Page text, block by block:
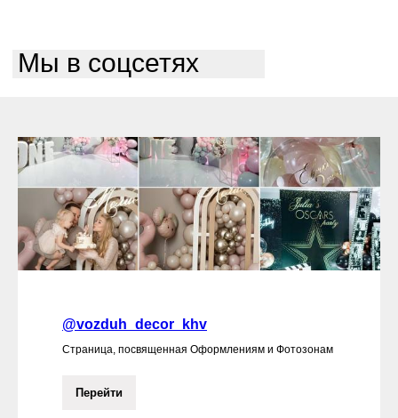
Мы в соцсетях
@vozduh_decor_khv
Страница, посвященная Оформлениям и Фотозонам
Перейти